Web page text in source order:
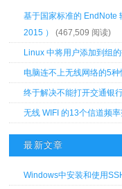
基于国家标准的 EndNote
2015 ）
(467,509 阅读)
Linux 中将用户添加到组
电脑连不上无线网络的5种
终于解决不能打开交通银
无线 WIFI 的13个信道频率
最新文章
Windows中安装和使用